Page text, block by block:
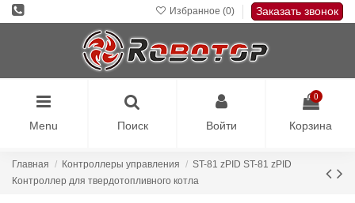
Избранное (0) Заказать звонок
Menu Поиск Войти
0
Корзина
Главная Контроллеры управления
ST-81 zPID ST-81 zPID
Контроллер для твердотопливного котла